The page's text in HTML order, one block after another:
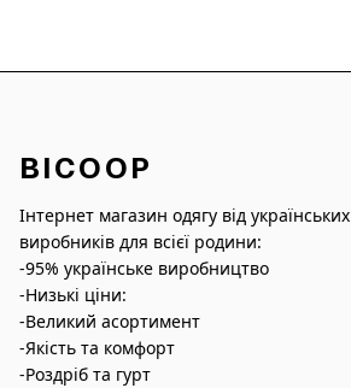
BICOOP
Інтернет магазин одягу від українських
виробників для всієї родини:
-95% українське виробництво
-Низькі ціни:
-Великий асортимент
-Якість та комфорт
-Роздріб та гурт